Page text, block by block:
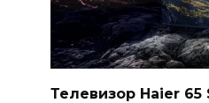
Телевизор Haier 65